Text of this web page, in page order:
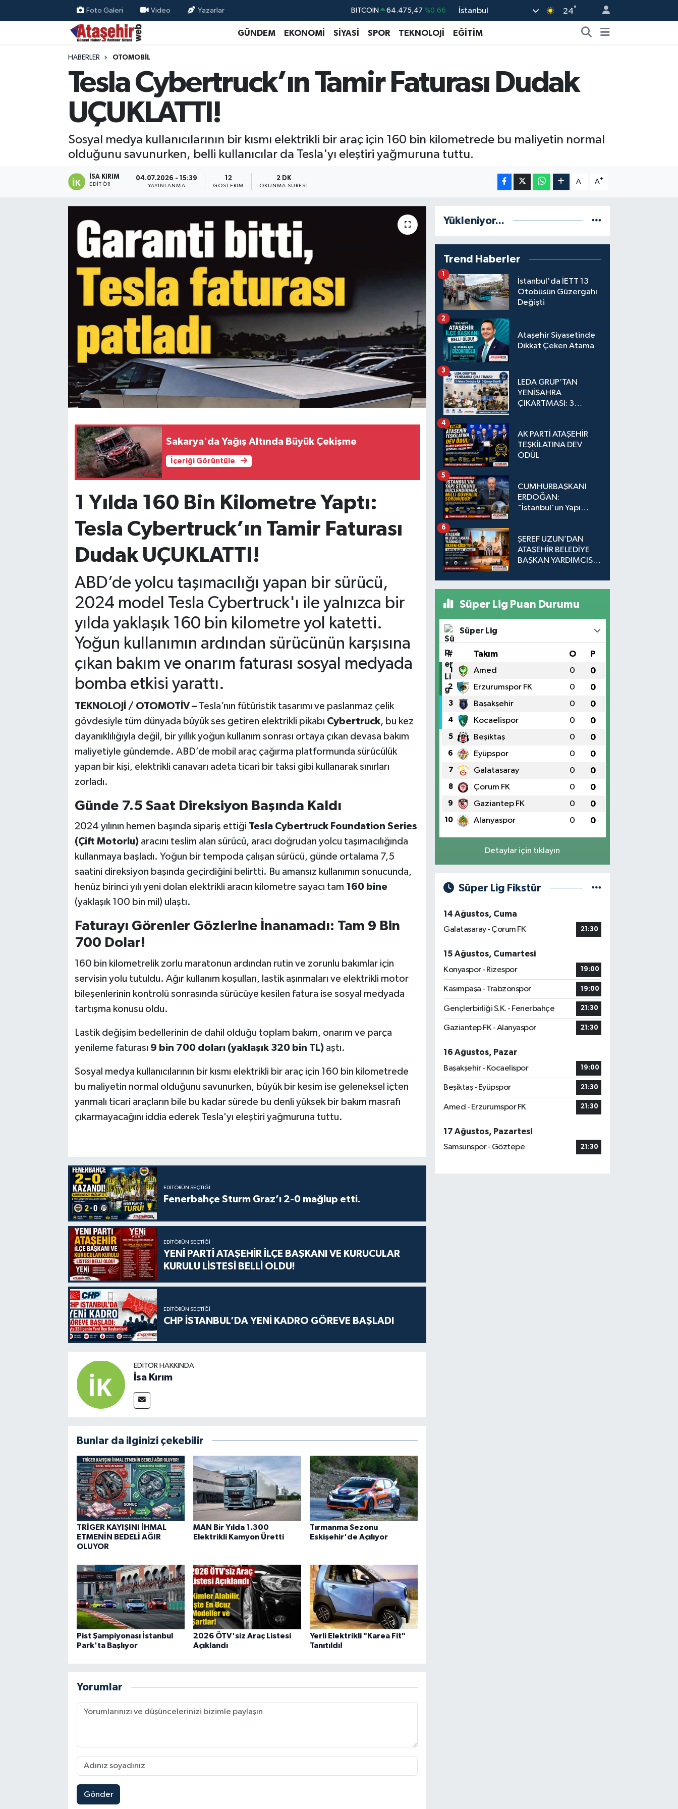
Foto Galeri Video Yazarlar DOLAR 47,5971 %0.05
EURO 55,1336 %0.18
BİST100 13.703 %0
İstanbul 24°
GÜNDEM EKONOMİ SİYASİ SPOR TEKNOLOJİ EĞİTİM
HABERLER OTOMOBİL
Tesla Cybertruck’ın Tamir Faturası Dudak
UÇUKLATTI!
Sosyal medya kullanıcılarının bir kısmı elektrikli bir araç için 160 bin kilometrede bu maliyetin normal
olduğunu savunurken, belli kullanıcılar da Tesla'yı eleştiri yağmuruna tuttu.
İSA KIRIM
EDITÖR
04.07.2026 - 15:39
YAYINLANMA
12
GÖSTERIM
2 DK
OKUNMA SÜRESI
A- A+
Sakarya'da Yağış Altında Büyük Çekişme
İçeriği Görüntüle
1 Yılda 160 Bin Kilometre Yaptı:
Tesla Cybertruck’ın Tamir Faturası
Dudak UÇUKLATTI!
ABD’de yolcu taşımacılığı yapan bir sürücü,
2024 model Tesla Cybertruck'ı ile yalnızca bir
yılda yaklaşık 160 bin kilometre yol katetti.
Yoğun kullanımın ardından sürücünün karşısına
çıkan bakım ve onarım faturası sosyal medyada
bomba etkisi yarattı.
TEKNOLOJİ / OTOMOTİV –Tesla’nın fütüristik tasarımı ve paslanmaz çelik
gövdesiyle tüm dünyada büyük ses getiren elektrikli pikabı Cybertruck, bu kez
dayanıklılığıyla değil, bir yıllık yoğun kullanım sonrası ortaya çıkan devasa bakım
maliyetiyle gündemde. ABD’de mobil araç çağırma platformunda sürücülük
yapan bir kişi, elektrikli canavarı adeta ticari bir taksi gibi kullanarak sınırları
zorladı.
Günde 7.5 Saat Direksiyon Başında Kaldı
2024 yılının hemen başında sipariş ettiği Tesla Cybertruck Foundation Series
(Çift Motorlu)aracını teslim alan sürücü, aracı doğrudan yolcu taşımacılığında
kullanmaya başladı. Yoğun bir tempoda çalışan sürücü, günde ortalama 7,5
saatini direksiyon başında geçirdiğini belirtti. Bu amansız kullanımın sonucunda,
henüz birinci yılı yeni dolan elektrikli aracın kilometre sayacı tam 160 bine
(yaklaşık 100 bin mil) ulaştı.
Faturayı Görenler Gözlerine İnanamadı: Tam 9 Bin
700 Dolar!
160 bin kilometrelik zorlu maratonun ardından rutin ve zorunlu bakımlar için
servisin yolu tutuldu. Ağır kullanım koşulları, lastik aşınmaları ve elektrikli motor
bileşenlerinin kontrolü sonrasında sürücüye kesilen fatura ise sosyal medyada
tartışma konusu oldu.
Lastik değişim bedellerinin de dahil olduğu toplam bakım, onarım ve parça
yenileme faturası 9 bin 700 doları (yaklaşık 320 bin TL)aştı.
Sosyal medya kullanıcılarının bir kısmı elektrikli bir araç için 160 bin kilometrede
bu maliyetin normal olduğunu savunurken, büyük bir kesim ise geleneksel içten
yanmalı ticari araçların bile bu kadar sürede bu denli yüksek bir bakım masrafı
çıkarmayacağını iddia ederek Tesla'yı eleştiri yağmuruna tuttu.
EDITÖRÜN SEÇTIĞI
Fenerbahçe Sturm Graz’ı 2-0 mağlup etti.
EDITÖRÜN SEÇTIĞI
YENİ PARTİ ATAŞEHİR İLÇE BAŞKANI VE KURUCULAR
KURULU LİSTESİ BELLİ OLDU!
EDITÖRÜN SEÇTIĞI
CHP İSTANBUL’DA YENİ KADRO GÖREVE BAŞLADI
EDITÖR HAKKINDA
İsa Kırım
Bunlar da ilginizi çekebilir
TRİGER KAYIŞINI İHMAL
ETMENİN BEDELİ AĞIR
OLUYOR
MAN Bir Yılda 1.300
Elektrikli Kamyon Üretti
Tırmanma Sezonu
Eskişehir'de Açılıyor
Pist Şampiyonası İstanbul
Park'ta Başlıyor
2026 ÖTV'siz Araç Listesi
Açıklandı
Yerli Elektrikli "Karea Fit"
Tanıtıldı!
Yorumlar
Gönder
Yükleniyor...
Trend Haberler
İstanbul'da İETT 13
Otobüsün Güzergahı
Değişti
1
Ataşehir Siyasetinde
Dikkat Çeken Atama
2
LEDA GRUP’TAN
YENİSAHRA
ÇIKARTMASI: 3
3
AK PARTİ ATAŞEHİR
TEŞKİLATINA DEV
ÖDÜL
4
CUMHURBAŞKANI
ERDOĞAN:
"İstanbul'un Yapı
Güvenlik Sorunudur"
5
ŞEREF UZUN’DAN
ATAŞEHİR BELEDİYE
BAŞKAN YARDIMCISI
"HAYIRLI OLSUN"
6
Süper Lig Puan Durumu
Süper Lig
# Takım O P
1 Amed 0 0
2 Erzurumspor FK 0 0
3 Başakşehir 0 0
4 Kocaelispor 0 0
5 Beşiktaş 0 0
6 Eyüpspor 0 0
7 Galatasaray 0 0
8 Çorum FK 0 0
9 Gaziantep FK 0 0
10 Alanyaspor 0 0
Detaylar için tıklayın
Süper Lig Fikstür
14 Ağustos, Cuma
Galatasaray - Çorum FK
21:30
15 Ağustos, Cumartesi
Konyaspor - Rizespor
19:00
Kasımpaşa - Trabzonspor 19:00
Gençlerbirliği S.K. - Fenerbahçe 21:30
Gaziantep FK - Alanyaspor 21:30
16 Ağustos, Pazar
Başakşehir - Kocaelispor
19:00
Beşiktaş - Eyüpspor 21:30
Amed - Erzurumspor FK 21:30
17 Ağustos, Pazartesi
Samsunspor - Göztepe
21:30
Hava Durumu
Süper Lig Puan Durumu ve Fikstür
Tüm Manşetler
Son Dakika Haberleri